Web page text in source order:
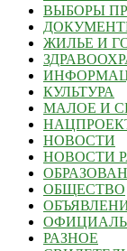
ВЫБОРЫ
ЖИЛЬЕ И
КУЛЬТУРА
МАЛОЕ И
НОВОСТИ
НОВОСТИ
ОБЩЕСТВО
РАЗНОЕ